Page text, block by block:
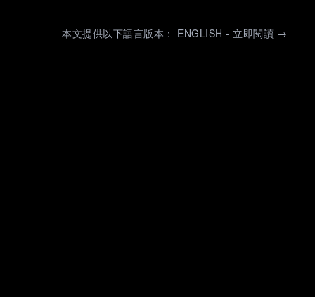
本文提供以下語言版本： ENGLISH - 立即閱讀 →